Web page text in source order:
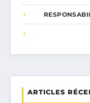
ARTICLES